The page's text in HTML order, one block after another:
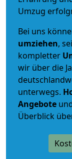
Umzug
Bei uns
umziehen,
kompletter
wir über die
unterwegs.
Angebote
Überblick